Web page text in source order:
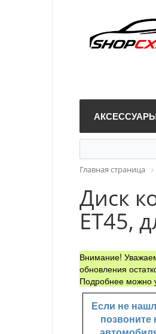
Главная страница
Диск
ET45,
Внимание!
обновления
Подробнее можно
Если не
позвоните